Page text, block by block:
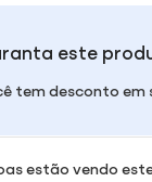
este
tem desconto em
estão vendo